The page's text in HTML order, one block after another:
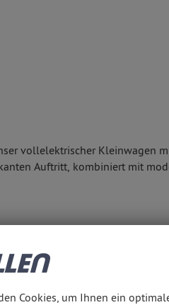
vollelektrischer Kleinwagen
Auftritt, kombiniert mit
auch technisch viel zu bieten
mit voller Konnektivität,
Cookies, um Ihnen ein